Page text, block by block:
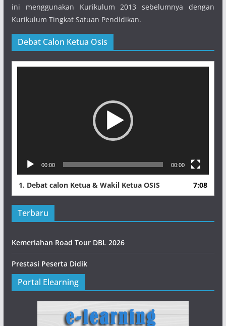
ini menggunakan Kurikulum 2013 sebelumnya dengan
Kurikulum Tingkat Satuan Pendidikan.
Debat Calon Ketua Osis
00:00 00:00
1. Debat calon Ketua & Wakil Ketua OSIS 7:08
Terbaru
Kemeriahan Road Tour DBL 2026
Prestasi Peserta Didik
Portal Elearning